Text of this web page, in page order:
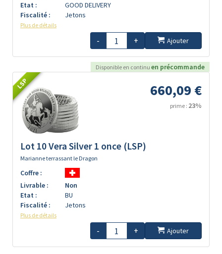
Etat :
GOOD DELIVERY
Fiscalité :
Jetons
Plus de détails
- + Ajouter
Disponible en continu en précommande
LSP 660,09 €
prime : 23%
Lot 10 Vera Silver 1 once (LSP)
Marianne terrassant le Dragon
Coffre :
Livrable :
Non
Etat :
BU
Fiscalité :
Jetons
Plus de détails
- + Ajouter